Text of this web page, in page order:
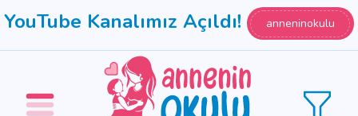
YouTube Kanalımız Açıldı! anneninokulu